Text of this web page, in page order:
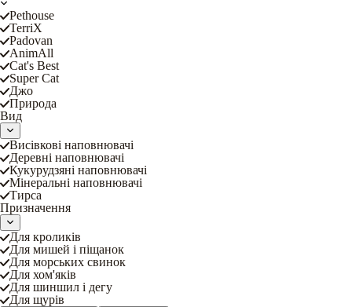
Pethouse
TerriX
Padovan
AnimAll
Cat's Best
Super Cat
Джо
Природа
Вид
Висівкові наповнювачі
Деревні наповнювачі
Кукурудзяні наповнювачі
Мінеральні наповнювачі
Тирса
Призначення
Для кроликів
Для мишей і піщанок
Для морських свинок
Для хом'яків
Для шиншил і дегу
Для щурів